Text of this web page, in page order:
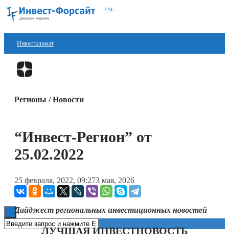
ENG
Инвестклимат
Финансы
Книги
Регионы / Новости
“Инвест-Регион” от
25.02.2022
25 февраля, 2022, 09:273 мая, 2026
Дайджест региональных инвестиционных новостей
ЛУЧШАЯ ИНВЕСТНОВОСТЬ